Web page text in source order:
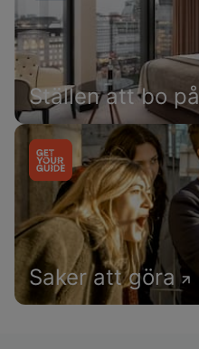
Ställen att bo på
Saker att göra